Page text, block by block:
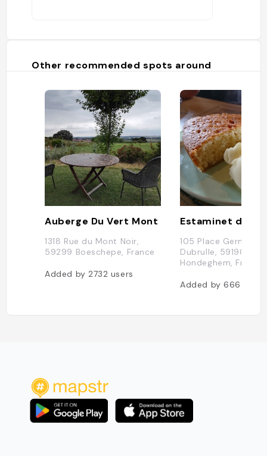
t tartes maison. Une formule gagnant
e bonne bière, à déguster à proximit
é de la cheminée l'hiver ou en terrass
e l'été (jeux pour enfants). Rapport q
ualité/prix remarquable. Parmi les me
illeures adresses du secteur. Tout pr
ès de Cassel et voisin immédiat du s
uperbe Moulin le Steenmeulen."
Other recommended spots around
Auberge Du Vert Mont
1318 Rue du Mont Noir,
59299 Boeschepe, France
Added by2732 users
105 Place Germain
Dubrulle, 59190
Hondeghem, France
Added by666